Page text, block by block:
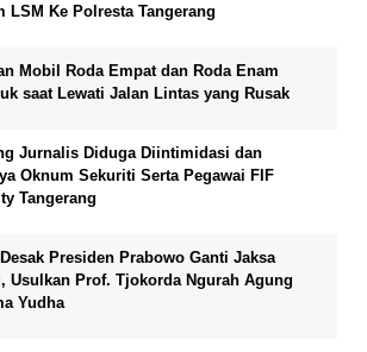
LSM Ke Polresta Tangerang
Mobil Roda Empat dan Roda Enam
saat Lewati Jalan Lintas yang Rusak
Jurnalis Diduga Diintimidasi dan
Oknum Sekuriti Serta Pegawai FIF
Tangerang
Desak Presiden Prabowo Ganti Jaksa
Usulkan Prof. Tjokorda Ngurah Agung
Yudha